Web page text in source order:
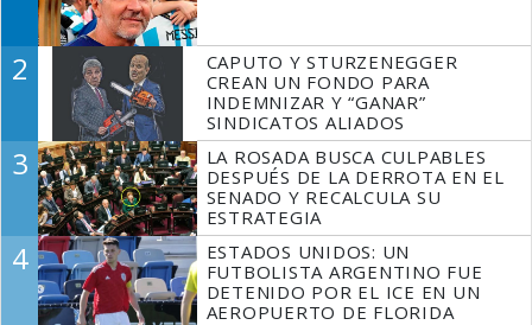
2
CAPUTO Y STURZENEGGER
CREAN UN FONDO PARA
INDEMNIZAR Y “GANAR”
SINDICATOS ALIADOS
3
LA ROSADA BUSCA CULPABLES
DESPUÉS DE LA DERROTA EN EL
SENADO Y RECALCULA SU
ESTRATEGIA
4
ESTADOS UNIDOS: UN
FUTBOLISTA ARGENTINO FUE
DETENIDO POR EL ICE EN UN
AEROPUERTO DE FLORIDA